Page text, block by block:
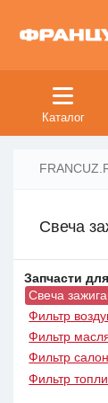
Каталог
Свеча
Запчасти
Свеча
Фильтр
Фильтр
Фильтр
Фильтр